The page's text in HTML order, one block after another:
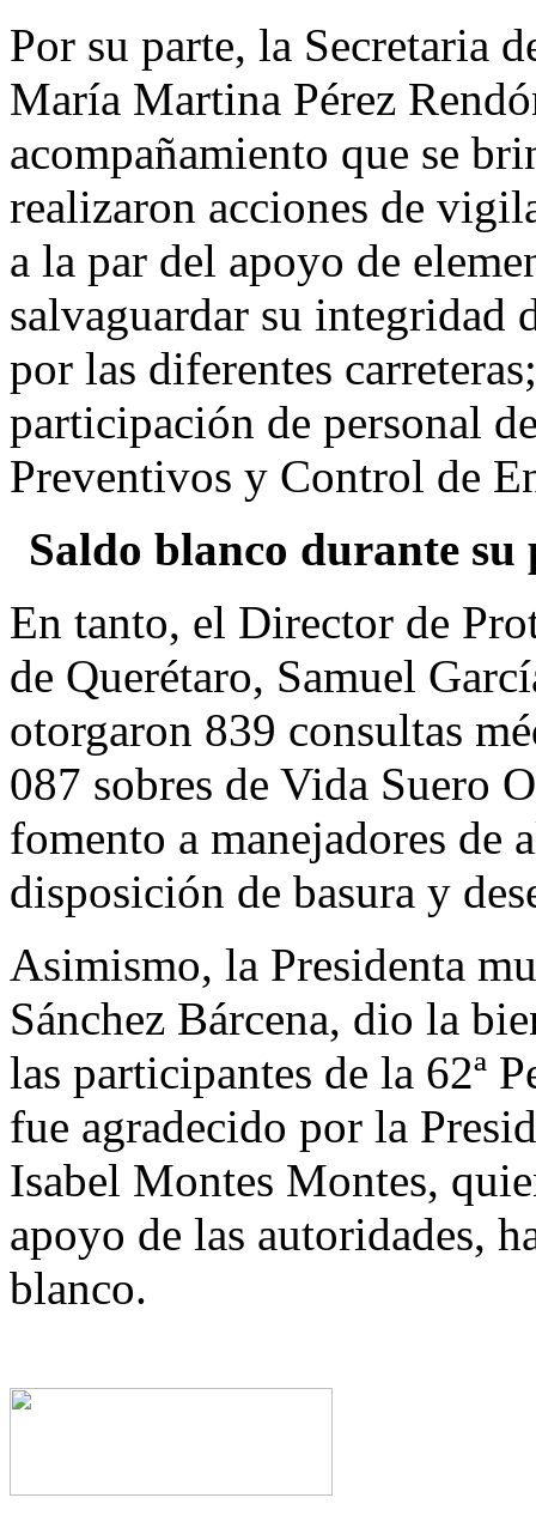
Por su parte, la Secretaria
María Martina Pérez
acompañamiento que se
realizaron acciones de
a la par del apoyo de
salvaguardar su integridad
por las diferentes
participación de personal
Preventivos y Control de
Saldo blanco durante
En tanto, el Director de
de Querétaro, Samuel
otorgaron 839 consultas
087 sobres de Vida Suero
fomento a manejadores de
disposición de basura y
Asimismo, la Presidenta
Sánchez Bárcena, dio la
las participantes de la 62ª
fue agradecido por la
Isabel Montes Montes,
apoyo de las autoridades,
blanco.